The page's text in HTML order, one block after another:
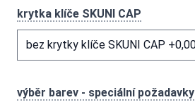
krytka klíče SKUNI CAP
výběr barev - speciální požadavky